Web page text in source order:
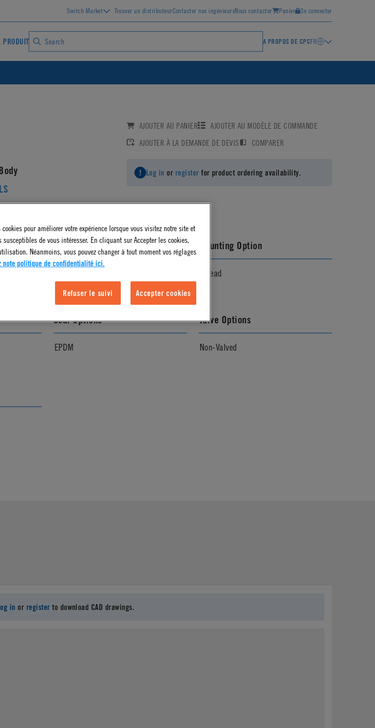
Switch Market Trouver un distributeurContacter nos ingénieursNous contacter Panier Se connecter
PRODUIT A PROPOS DE CPCFR
AJOUTER AU PANIER
AJOUTER AU MODÈLE DE COMMANDE
AJOUTER À LA DEMANDE DE DEVIS
COMPARER
Log in or register for product ordering availability.
Color Mounting Option
Thread
Seal Options
EPDM
Valve Options
Non-Valved
in or register to download CAD drawings.
pour améliorer votre expérience lorsque vous visitez notre site et
de vous intéresser. En cliquant sur Accepter les cookies,
Néanmoins, vous pouvez changer à tout moment vos réglages
note politique de confidentialité ici.
Refuser le suivi Accepter cookies